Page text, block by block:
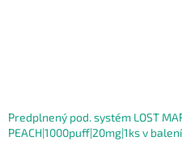
Predplnený pod. systém LOST
PEACH|1000puff|20mg|1ks v balení